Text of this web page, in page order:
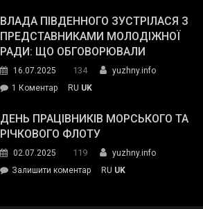
окупанти.
Маємо
діяти
команда
Південного
провів
інспекцію
укриття
ВЛАДА ПІВДЕННОГО ЗУСТРІЛАСЯ З
ПРЕДСТАВНИКАМИ МОЛОДІЖНОЇ
РАДИ: ЩО ОБГОВОРЮВАЛИ
16.07.2025 134
yuzhny.info
1 Коментардо
Південного
зустрілася
представниками
молодіжної
RU UK
ДЕНЬ ПРАЦІВНИКІВ МОРСЬКОГО ТА
РІЧКОВОГО ФЛОТУ
02.07.2025 119
yuzhny.info
Залишити коментарon
RU UK